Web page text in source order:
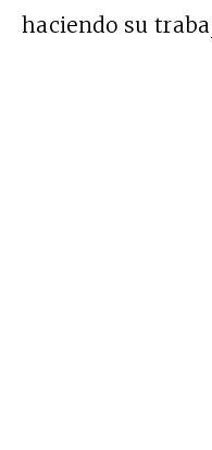
haciendo su